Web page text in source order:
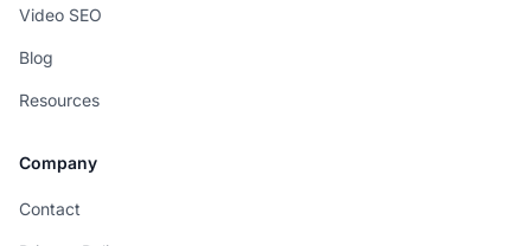
Video SEO
Blog
Resources
Company
Contact